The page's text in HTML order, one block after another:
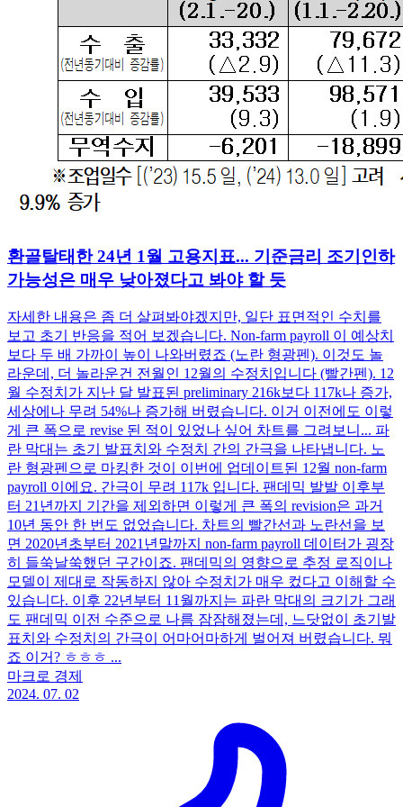
환골탈태한 24년 1월 고용지표... 기준금리 조기인하
가능성은 매우 낮아졌다고 봐야 할 듯
자세한 내용은 좀 더 살펴봐야겠지만, 일단 표면적인 수치를
보고 초기 반응을 적어 보겠습니다. Non-farm payroll 이 예상치
보다 두 배 가까이 높이 나와버렸죠 (노란 형광펜). 이것도 놀
라운데, 더 놀라운건 전월인 12월의 수정치입니다 (빨간펜). 12
월 수정치가 지난 달 발표된 preliminary 216k보다 117k나 증가,
세상에나 무려 54%나 증가해 버렸습니다. 이거 이전에도 이렇
게 큰 폭으로 revise 된 적이 있었나 싶어 차트를 그려보니... 파
란 막대는 초기 발표치와 수정치 간의 간극을 나타냅니다. 노
란 형광펜으로 마킹한 것이 이번에 업데이트된 12월 non-farm
payroll 이에요. 간극이 무려 117k 입니다. 팬데믹 발발 이후부
터 21년까지 기간을 제외하면 이렇게 큰 폭의 revision은 과거
10년 동안 한 번도 없었습니다. 차트의 빨간선과 노란선을 보
면 2020년초부터 2021년말까지 non-farm payroll 데이터가 굉장
히 들쑥날쑥했던 구간이죠. 팬데믹의 영향으로 추정 로직이나
모델이 제대로 작동하지 않아 수정치가 매우 컸다고 이해할 수
있습니다. 이후 22년부터 11월까지는 파란 막대의 크기가 그래
도 팬데믹 이전 수준으로 나름 잠잠해졌는데, 느닷없이 초기발
표치와 수정치의 간극이 어마어마하게 벌어져 버렸습니다. 뭐
죠 이거? ㅎㅎㅎ ...
마크로 경제
2024. 07. 02